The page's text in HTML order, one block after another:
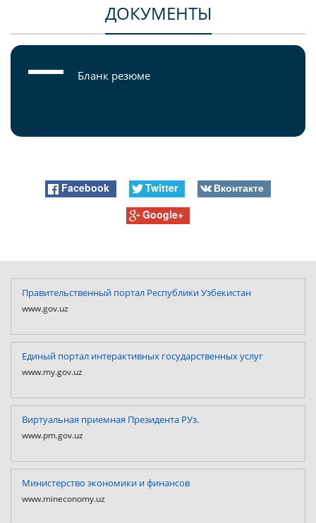
ДОКУМЕНТЫ
Бланк резюме
Facebook Twitter
Вконтакте
Google+
Правительственный портал Республики Узбекистан
www.gov.uz
Единый портал интерактивных государственных услуг
www.my.gov.uz
Виртуальная приемная Президента РУз.
www.pm.gov.uz
Министерство экономики и финансов
www.mineconomy.uz